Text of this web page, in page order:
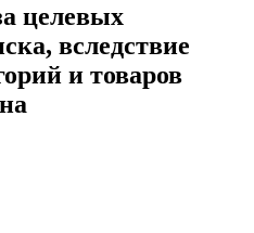
целевых
вследствие
и товаров